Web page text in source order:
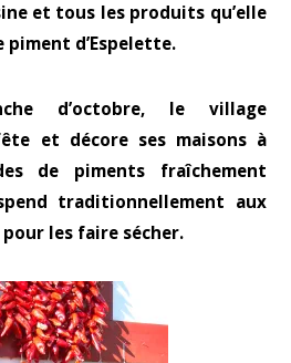
et tous les produits qu’elle
piment d’Espelette.
d’octobre, le village
et décore ses maisons à
de piments fraîchement
traditionnellement aux
les faire sécher.